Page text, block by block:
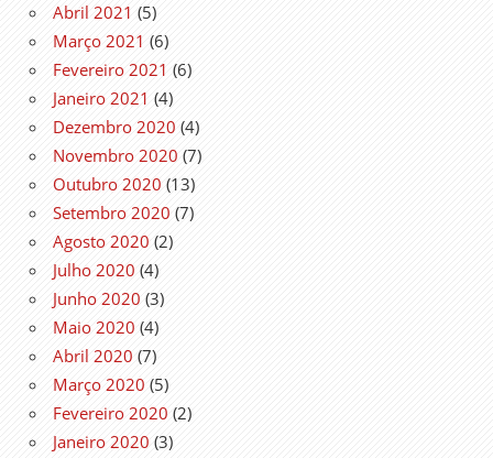
Abril 2021 (5)
Março 2021 (6)
Fevereiro 2021 (6)
Janeiro 2021 (4)
Dezembro 2020 (4)
Novembro 2020 (7)
Outubro 2020 (13)
Setembro 2020 (7)
Agosto 2020 (2)
Julho 2020 (4)
Junho 2020 (3)
Maio 2020 (4)
Abril 2020 (7)
Março 2020 (5)
Fevereiro 2020 (2)
Janeiro 2020 (3)